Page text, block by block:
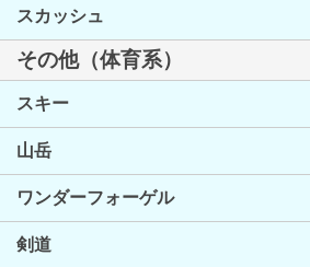
スカッシュ
その他（体育系）
スキー
山岳
ワンダーフォーゲル
剣道